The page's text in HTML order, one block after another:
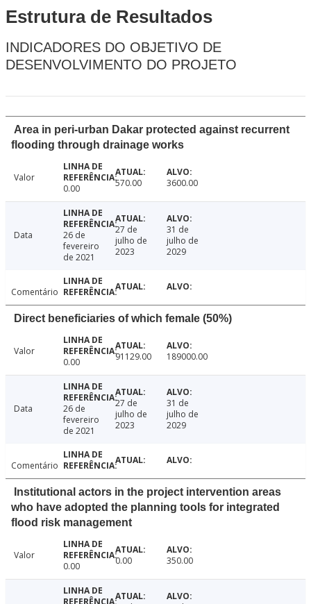
Estrutura de Resultados
INDICADORES DO OBJETIVO DE
DESENVOLVIMENTO DO PROJETO
Area in peri-urban Dakar protected against recurrent
flooding through drainage works
Valor
0.00
570.00 3600.00
Data
26 de
fevereiro
de 2021
27 de
julho de
2023
31 de
julho de
2029
Comentário
Direct beneficiaries of which female (50%)
Valor
0.00
91129.00 189000.00
Data
26 de
fevereiro
de 2021
27 de
julho de
2023
31 de
julho de
2029
Comentário
Institutional actors in the project intervention areas
who have adopted the planning tools for integrated
flood risk management
Valor
0.00
0.00 350.00